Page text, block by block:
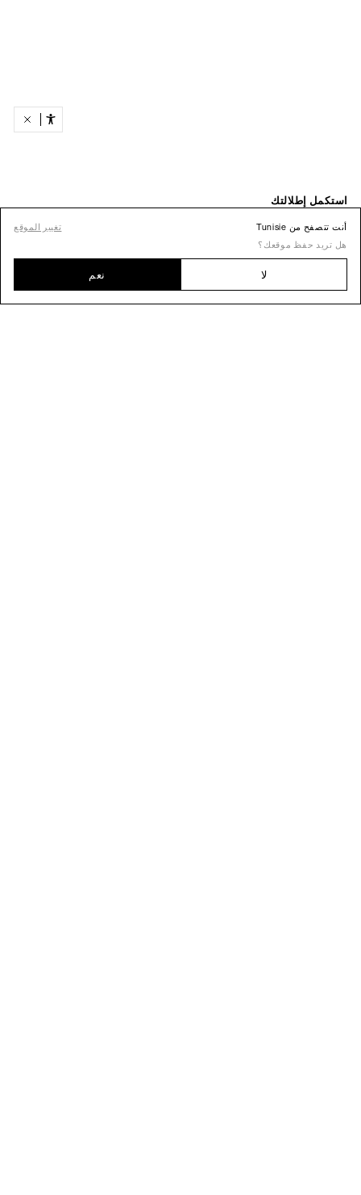
أنت تتصفح من Tunisie
تغيير الموقع
هل تريد حفظ موقعك؟
لا نعم